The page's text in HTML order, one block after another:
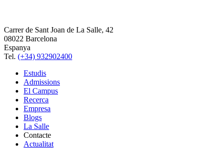
Carrer de Sant Joan de La Salle, 42
08022 Barcelona
Espanya
Tel. (+34) 932902400
Estudis
Admissions
El Campus
Recerca
Empresa
Blogs
La Salle
Contacte
Actualitat